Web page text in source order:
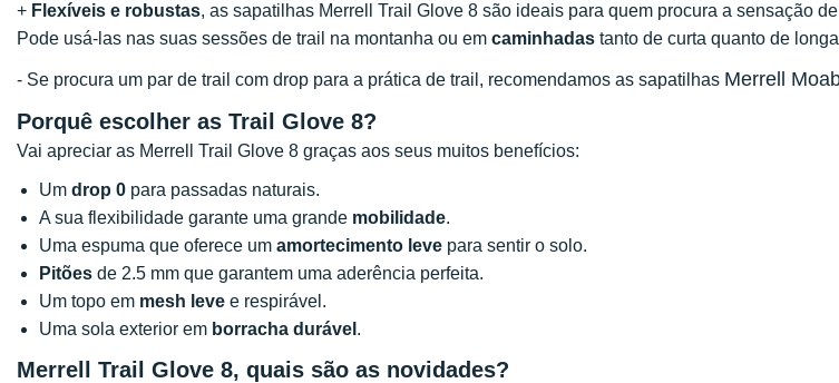
+ Flexíveis e robustas, as sapatilhas Merrell Trail Glove 8 são ideais para quem procura a sensação
Pode usá-las nas suas sessões de trail na montanha ou em caminhadas tanto de curta quanto de
- Se procura um par de trail com drop para a prática de trail, recomendamos as sapatilhas Merrell
Porquê escolher as Trail Glove 8?
Vai apreciar as Merrell Trail Glove 8 graças aos seus muitos benefícios:
Um drop 0 para passadas naturais.
A sua flexibilidade garante uma grande mobilidade.
Uma espuma que oferece um amortecimento leve para sentir o solo.
Pitões de 2.5 mm que garantem uma aderência perfeita.
Um topo em mesh leve e respirável.
Uma sola exterior em borracha durável .
Merrell Trail Glove 8, quais são as novidades?